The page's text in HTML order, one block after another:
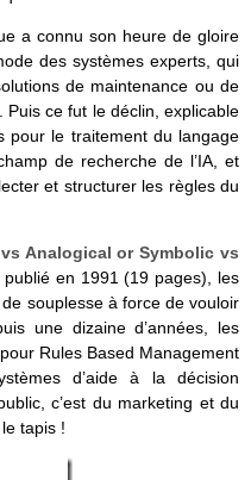
a connu son heure de gloire
des systèmes experts, qui
de maintenance ou de
ce fut le déclin, explicable
pour le traitement du langage
de recherche de l’IA, et
et structurer les règles du
Analogical or Symbolic vs
publié en 1991 (19 pages), les
souplesse à force de vouloir
une dizaine d’années, les
Rules Based Management
d’aide à la décision
c’est du marketing et du
tapis !